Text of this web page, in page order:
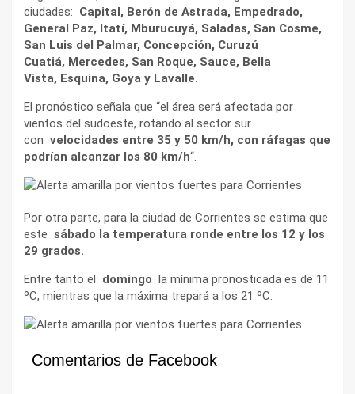
ciudades: Capital, Berón de Astrada, Empedrado,
General Paz, Itatí, Mburucuyá, Saladas, San Cosme,
San Luis del Palmar, Concepción, Curuzú
Cuatiá, Mercedes, San Roque, Sauce, Bella
Vista, Esquina, Goya y Lavalle.
El pronóstico señala que “el área será afectada por
vientos del sudoeste, rotando al sector sur
con velocidades entre 35 y 50 km/h, con ráfagas que
podrían alcanzar los 80 km/h“.
Por otra parte, para la ciudad de Corrientes se estima que
este sábado la temperatura ronde entre los 12 y los
29 grados.
Entre tanto el domingo la mínima pronosticada es de 11
ºC, mientras que la máxima trepará a los 21 ºC.
Comentarios de Facebook